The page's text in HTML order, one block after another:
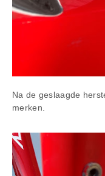
Na de geslaagde
merken.